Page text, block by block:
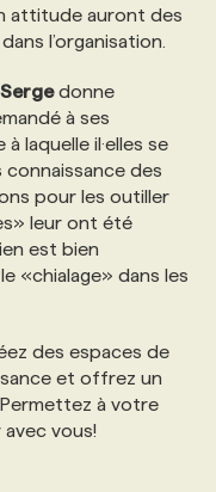
attitude auront des
l’organisation.
Sergedonne
à ses
laquelle il·elles se
des
pour les outiller
leur ont été
est bien
«chialage» dans les
des espaces de
et offrez un
à votre
vous!